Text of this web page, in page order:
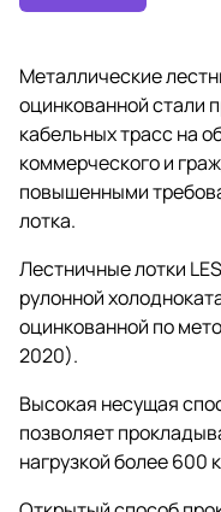
Металлические
оцинкованной стали
кабельных трасс на
коммерческого и
повышенными
лотка.
Лестничные лотки
рулонной
оцинкованной по
2020).
Высокая несущая
позволяет
нагрузкой более 600